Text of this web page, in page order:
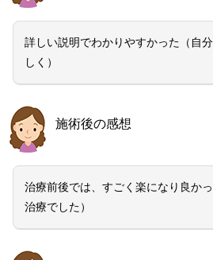
詳しい説明でわかりやすかった（自
しく）
施術後の感想
治療前後では、すごく楽になり良か
治療でした）